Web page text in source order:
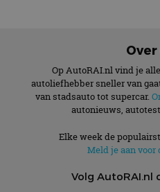
Over
Op AutoRAI.nl vind je
autoliefhebber sneller van
van stadsauto tot supercar.
autonieuws,
Elke week de
Meld je aan
Volg AutoRAI.nl